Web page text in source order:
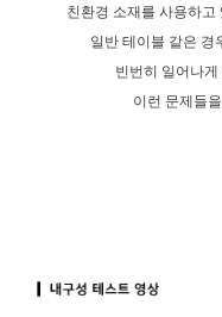
친환경 소재를 사용하고
일반 테이블 같은 경
빈번히 일어나
이런 문제들